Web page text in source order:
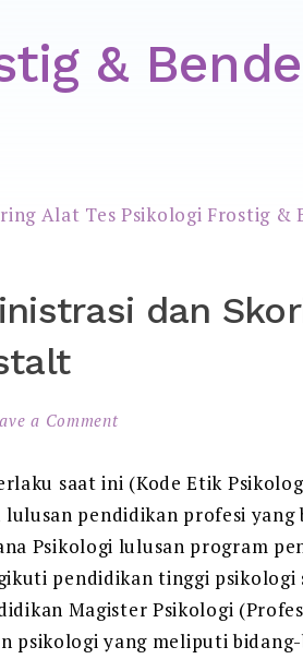
&
dan
a Comment
saat ini (Kode Etik
lulusan pendidikan profesi
Psikologi lulusan program
pendidikan tinggi
Magister Psikologi
psikologi yang meliputi